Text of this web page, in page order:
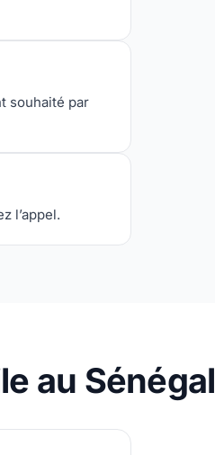
souhaité par
l’appel.
au Sénégal